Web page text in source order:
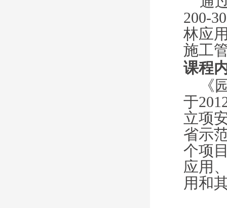
200-
林应
施工
课程
《
于
立项
省示
个项
应用
用和